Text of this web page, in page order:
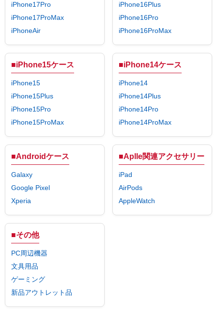
iPhone17Pro
iPhone17ProMax
iPhoneAir
iPhone16Plus
iPhone16Pro
iPhone16ProMax
■iPhone15ケース
iPhone15
iPhone15Plus
iPhone15Pro
iPhone15ProMax
■iPhone14ケース
iPhone14
iPhone14Plus
iPhone14Pro
iPhone14ProMax
■Androidケース
Galaxy
Google Pixel
Xperia
■Aplle関連アクセサリー
iPad
AirPods
AppleWatch
■その他
PC周辺機器
文具用品
ゲーミング
新品アウトレット品